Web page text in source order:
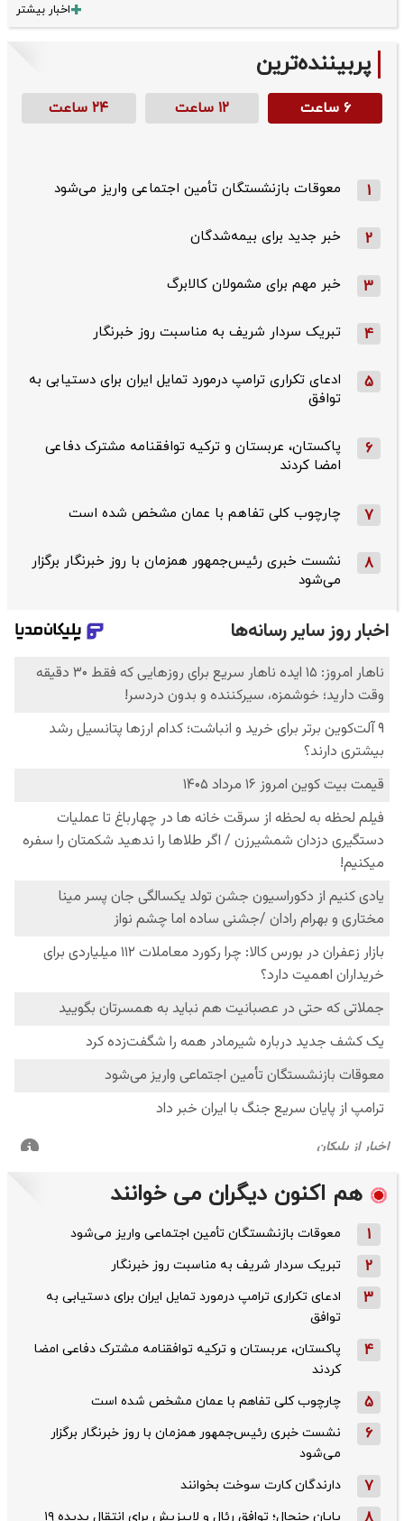
اخبار بیشتر
پربیننده‌ترین
۶ ساعت ۱۲ ساعت ۲۴ ساعت
1 معوقات بازنشستگان تأمین اجتماعی واریز می‌شود
2 خبر جدید برای بیمه‌شدگان
3 خبر مهم برای مشمولان کالابرگ
4 تبریک سردار شریف به مناسبت روز خبرنگار
5
ادعای تکراری ترامپ درمورد تمایل ایران برای دستیابی به
توافق
6
پاکستان، عربستان و ترکیه توافقنامه مشترک دفاعی
امضا کردند
7 چارچوب کلی تفاهم با عمان مشخص شده است
8
نشست خبری رئیس‌جمهور همزمان با روز خبرنگار برگزار
می‌شود
هم اکنون دیگران می خوانند
1 معوقات بازنشستگان تأمین اجتماعی واریز می‌شود
2 تبریک سردار شریف به مناسبت روز خبرنگار
3
ادعای تکراری ترامپ درمورد تمایل ایران برای دستیابی به
توافق
4
پاکستان، عربستان و ترکیه توافقنامه مشترک دفاعی امضا
کردند
5 چارچوب کلی تفاهم با عمان مشخص شده است
6
نشست خبری رئیس‌جمهور همزمان با روز خبرنگار برگزار
می‌شود
7 دارندگان کارت سوخت بخوانند
پایان جنجال؛ توافق رئال و لایپزیش برای انتقال پدیده ۱۹